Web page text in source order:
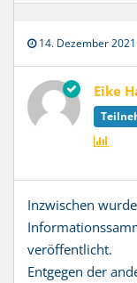
14. Dezember
Eike
Inzwischen
veröffentlicht.
Entgegen der